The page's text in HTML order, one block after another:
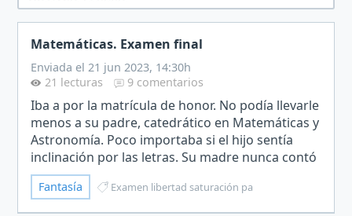
Matemáticas. Examen final
Enviada el 21 jun 2023, 14:30h
21 lecturas
9 comentarios
Iba a por la matrícula de honor. No podía llevarle
menos a su padre, catedrático en Matemáticas y
Astronomía. Poco importaba si el hijo sentía
inclinación por las letras. Su madre nunca contó
a padre que las poesías del niño parecían
propias…
Fantasía Examen libertad saturación pa